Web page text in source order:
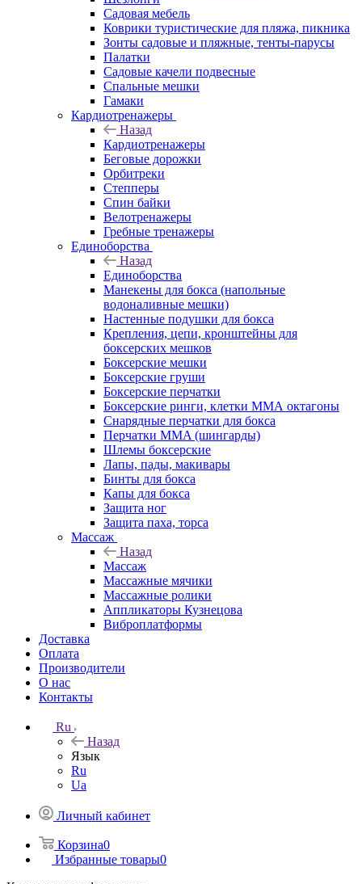
Садовая мебель
Коврики туристические для пляжа, пикника
Зонты садовые и пляжные, тенты-парусы
Палатки
Садовые качели подвесные
Спальные мешки
Гамаки
Кардиотренажеры
Назад
Кардиотренажеры
Беговые дорожки
Орбитреки
Степперы
Спин байки
Велотренажеры
Гребные тренажеры
Единоборства
Назад
Единоборства
Манекены для бокса (напольные
водоналивные мешки)
Настенные подушки для бокса
Крепления, цепи, кронштейны для
боксерских мешков
Боксерские мешки
Боксерские груши
Боксерские перчатки
Боксерские ринги, клетки ММА октагоны
Снарядные перчатки для бокса
Перчатки MMA (шингарды)
Шлемы боксерские
Лапы, пады, макивары
Бинты для бокса
Капы для бокса
Защита ног
Защита паха, торса
Массаж
Назад
Массаж
Массажные мячики
Массажные ролики
Аппликаторы Кузнецова
Виброплатформы
Доставка
Оплата
Производители
О нас
Контакты
Ru
Назад
Язык
Ru
Ua
Личный кабинет
Корзина0
Избранные товары0